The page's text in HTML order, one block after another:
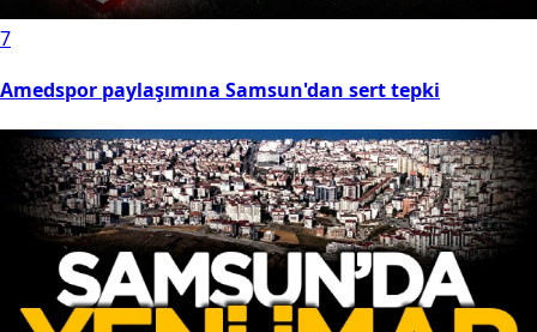
7
Amedspor paylaşımına Samsun'dan sert tepki